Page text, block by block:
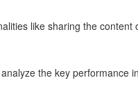
like sharing the
the key